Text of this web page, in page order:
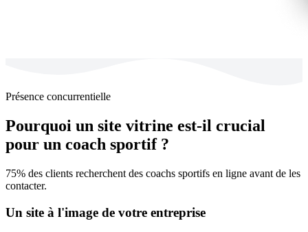
Présence concurrentielle
Pourquoi un site vitrine est-il crucial
pour un coach sportif ?
75% des clients recherchent des coachs sportifs en ligne avant de les
contacter.
Un site à l'image de votre entreprise